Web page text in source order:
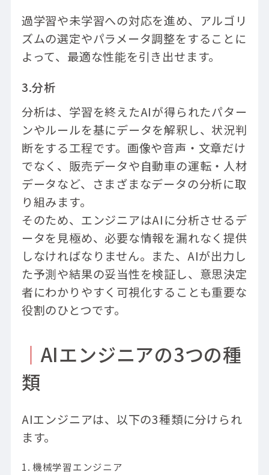
過学習や未学習への対応を進め、アルゴリ
ズムの選定やパラメータ調整をすることに
よって、最適な性能を引き出せます。
3.分析
分析は、学習を終えたAIが得られたパター
ンやルールを基にデータを解釈し、状況判
断をする工程です。画像や音声・文章だけ
でなく、販売データや自動車の運転・人材
データなど、さまざまなデータの分析に取
り組みます。
そのため、エンジニアはAIに分析させるデ
ータを見極め、必要な情報を漏れなく提供
しなければなりません。また、AIが出力し
た予測や結果の妥当性を検証し、意思決定
者にわかりやすく可視化することも重要な
役割のひとつです。
｜ AIエンジニアの3つの種
類
AIエンジニアは、以下の3種類に分けられ
ます。
機械学習エンジニア